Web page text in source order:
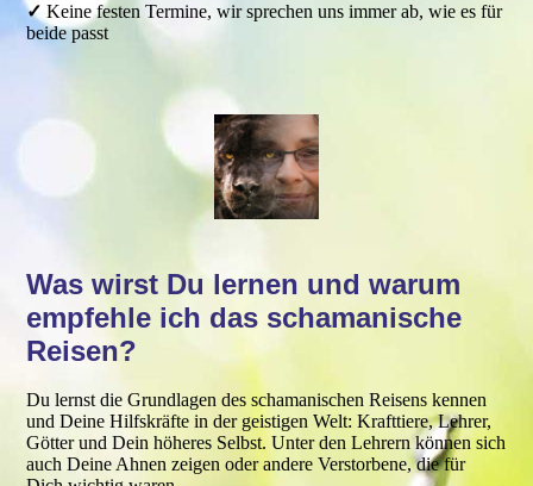
✓ Keine festen Termine, wir sprechen uns immer ab, wie es für
beide passt
Was wirst Du lernen und warum
empfehle ich das schamanische
Reisen?
Du lernst die Grundlagen des schamanischen Reisens kennen
und Deine Hilfskräfte in der geistigen Welt: Krafttiere, Lehrer,
Götter und Dein höheres Selbst. Unter den Lehrern können sich
auch Deine Ahnen zeigen oder andere Verstorbene, die für